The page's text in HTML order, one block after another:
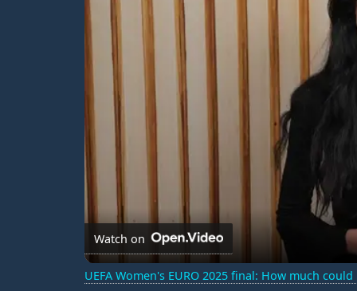
Watch on
UEFA Women's EURO 2025 final: How much